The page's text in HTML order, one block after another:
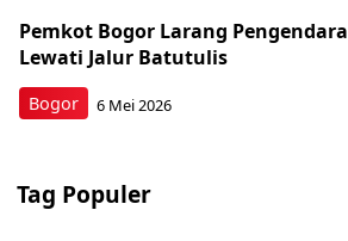
Bogor
Pemkot Bogor Larang Pengendara
Lewati Jalur Batutulis
6 Mei 2026
Tag Populer